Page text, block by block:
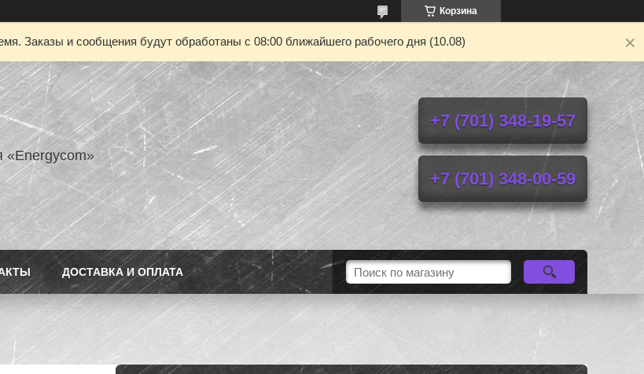
Корзина
Заказы и сообщения будут обработаны с 08:00 ближайшего рабочего дня (10.08)
«Energycom»
+7 (701) 348-19-57
+7 (701) 348-00-59
ДОСТАВКА И ОПЛАТА